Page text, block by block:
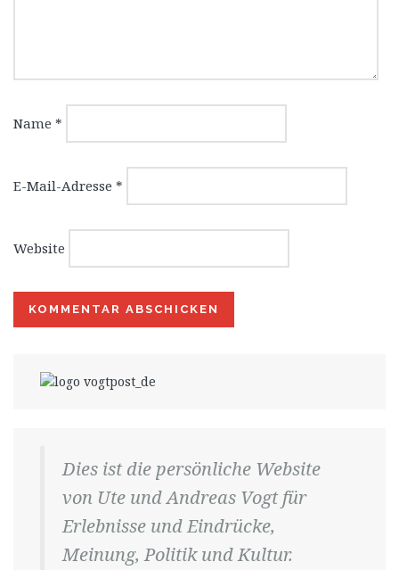
Name *
E-Mail-Adresse *
Website
Dies ist die persönliche Website
von Ute und Andreas Vogt für
Erlebnisse und Eindrücke,
Meinung, Politik und Kultur.